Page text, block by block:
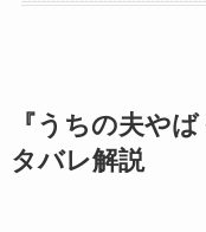
『うちの夫や
タバレ解説